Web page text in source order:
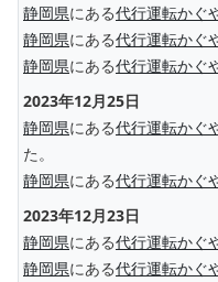
静岡県にある代行運転かぐ
静岡県にある代行運転かぐ
静岡県にある代行運転かぐ
2023年12月25日
静岡県にある代行運転かぐ
た。
静岡県にある代行運転かぐ
2023年12月23日
静岡県にある代行運転かぐ
静岡県にある代行運転かぐ